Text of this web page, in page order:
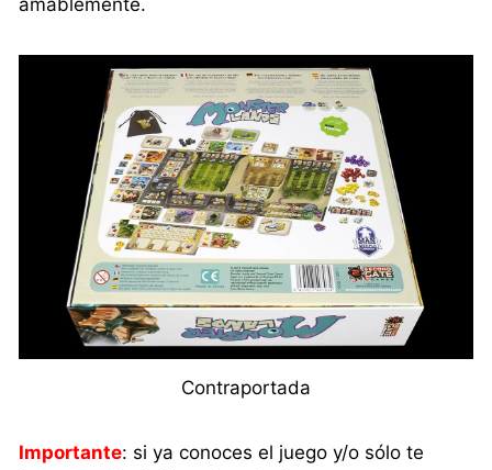
amablemente.
Contraportada
Importante: si ya conoces el juego y/o sólo te